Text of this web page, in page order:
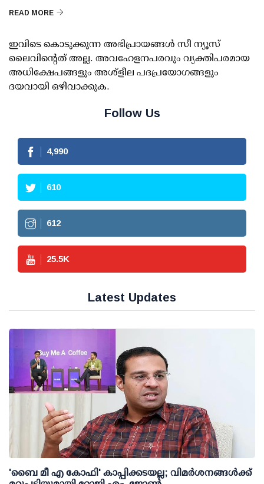
READ MORE
ഇവിടെ കൊടുക്കുന്ന അഭിപ്രായങ്ങള്‍ സീ ന്യൂസ്
ലൈവിന്റെത് അല്ല. അവഹേളനപരവും വ്യക്തിപരമായ
അധിക്ഷേപങ്ങളും അശ്‌ളീല പദപ്രയോഗങ്ങളും
ദയവായി ഒഴിവാക്കുക.
Follow Us
4,990
610
612
25.5K
Latest Updates
'ബൈ മീ എ കോഫി' കാപ്പിക്കടയല്ല; വിമര്‍ശനങ്ങള്‍ക്ക്